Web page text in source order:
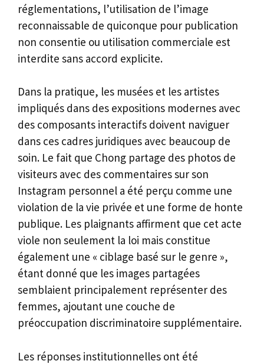
réglementations, l’utilisation de l’image
reconnaissable de quiconque pour publication
non consentie ou utilisation commerciale est
interdite sans accord explicite.
Dans la pratique, les musées et les artistes
impliqués dans des expositions modernes avec
des composants interactifs doivent naviguer
dans ces cadres juridiques avec beaucoup de
soin. Le fait que Chong partage des photos de
visiteurs avec des commentaires sur son
Instagram personnel a été perçu comme une
violation de la vie privée et une forme de honte
publique. Les plaignants affirment que cet acte
viole non seulement la loi mais constitue
également une « ciblage basé sur le genre »,
étant donné que les images partagées
semblaient principalement représenter des
femmes, ajoutant une couche de
préoccupation discriminatoire supplémentaire.
Les réponses institutionnelles ont été